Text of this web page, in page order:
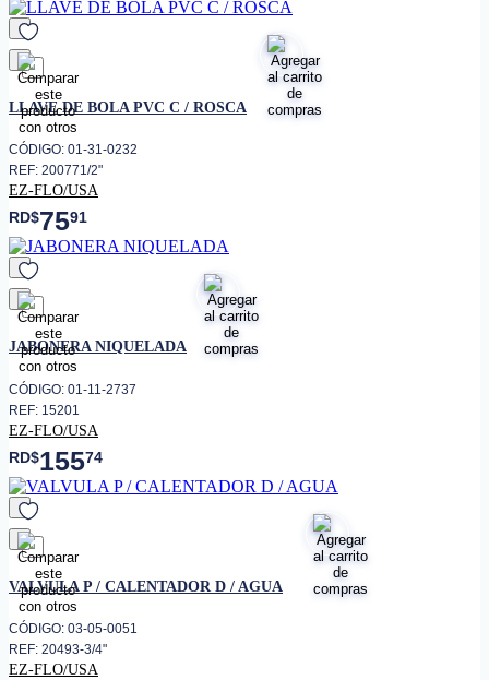
favorito
LLAVE DE BOLA PVC C / ROSCA
CÓDIGO: 01-31-0232
REF: 200771/2"
EZ-FLO/USA
RD$7591
favorito
JABONERA NIQUELADA
CÓDIGO: 01-11-2737
REF: 15201
EZ-FLO/USA
RD$15574
favorito
VALVULA P / CALENTADOR D / AGUA
CÓDIGO: 03-05-0051
REF: 20493-3/4"
EZ-FLO/USA